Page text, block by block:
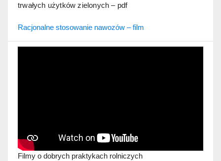
trwałych użytków zielonych – pdf
Racjonalne stosowanie nawozów – film
Filmy o dobrych praktykach rolniczych